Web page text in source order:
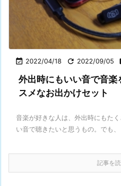
 2022/04/18  2022/09/05
外出時にもいい音で音楽
スメなお出かけセット
音楽が好きな人は、外出時にもた
い音で聴きたいと思うもの。でも
記事を